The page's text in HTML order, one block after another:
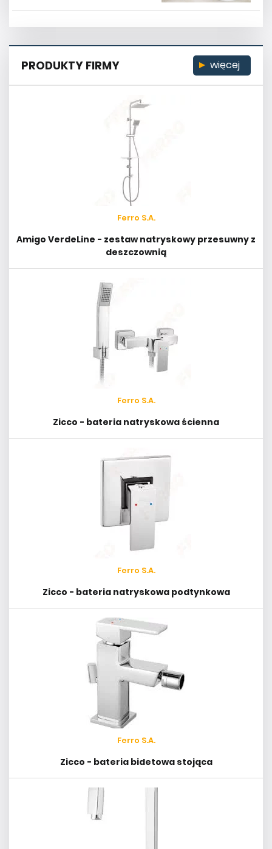
PRODUKTY FIRMY więcej
Ferro S.A.
Amigo VerdeLine - zestaw natryskowy przesuwny z
deszczownią
Ferro S.A.
Zicco - bateria natryskowa ścienna
Ferro S.A.
Zicco - bateria natryskowa podtynkowa
Ferro S.A.
Zicco - bateria bidetowa stojąca